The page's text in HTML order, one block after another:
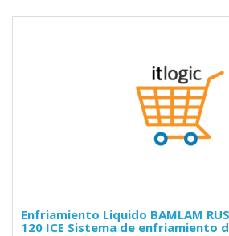
Enfriamiento Liquido BAMLAM
120 ICE Sistema de enfriamiento